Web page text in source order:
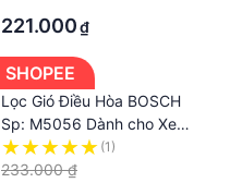
221.000₫
SHOPEE
Lọc Gió Điều Hòa BOSCH
Sp: M5056 Dành cho Xe
Ford Ranger, Mazda BT-50 |
Hibucenter
(1)
233.000 ₫